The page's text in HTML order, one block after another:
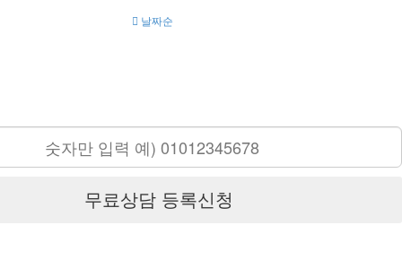
날짜순
무료상담 등록신청